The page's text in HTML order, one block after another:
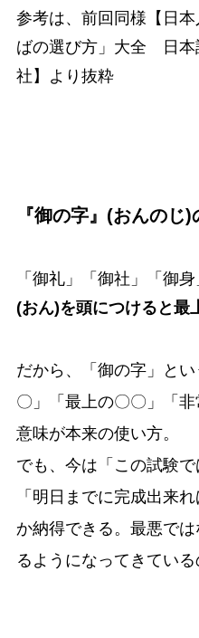
参考は、前回同様【日
ばの選び方」大全 日本
社】より抜粋
『御の字』(おんのじ
「御礼」「御社」「御
(おん)を頭につけると最
だから、「御の字」と
〇」「最上の〇〇」「
意味が本来の使い方。
でも、今は「この試験で
「明日までに完成出来
か納得できる。最悪で
るようになってきている